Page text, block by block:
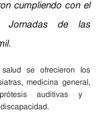
cumpliendo con el
Jornadas de las
se ofrecieron los
medicinageneral,
prótesis auditivas y